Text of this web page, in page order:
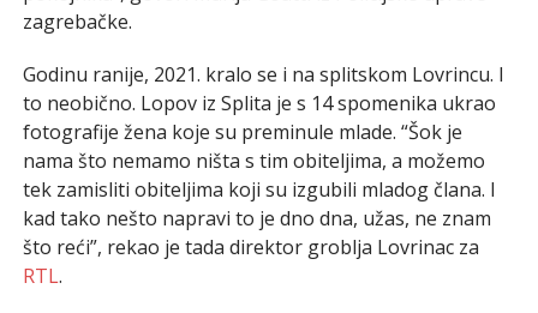
zagrebačke.
Godinu ranije, 2021. kralo se i na splitskom Lovrincu. I
to neobično. Lopov iz Splita je s 14 spomenika ukrao
fotografije žena koje su preminule mlade. “Šok je
nama što nemamo ništa s tim obiteljima, a možemo
tek zamisliti obiteljima koji su izgubili mladog člana. I
kad tako nešto napravi to je dno dna, užas, ne znam
što reći”, rekao je tada direktor groblja Lovrinac za
RTL.